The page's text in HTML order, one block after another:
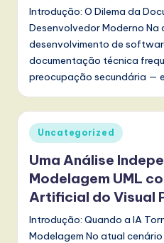
n
d
D
i
g
it
a
n
Introdução: O Dilema da
Desenvolvedor Moderno Na
desenvolvimento de
documentação técnica
preocupação secundária —
Posted
in
Uncategorized
Uma Análise
Modelagem UML
Artificial do Visual
Introdução: Quando a IA
Modelagem No atual